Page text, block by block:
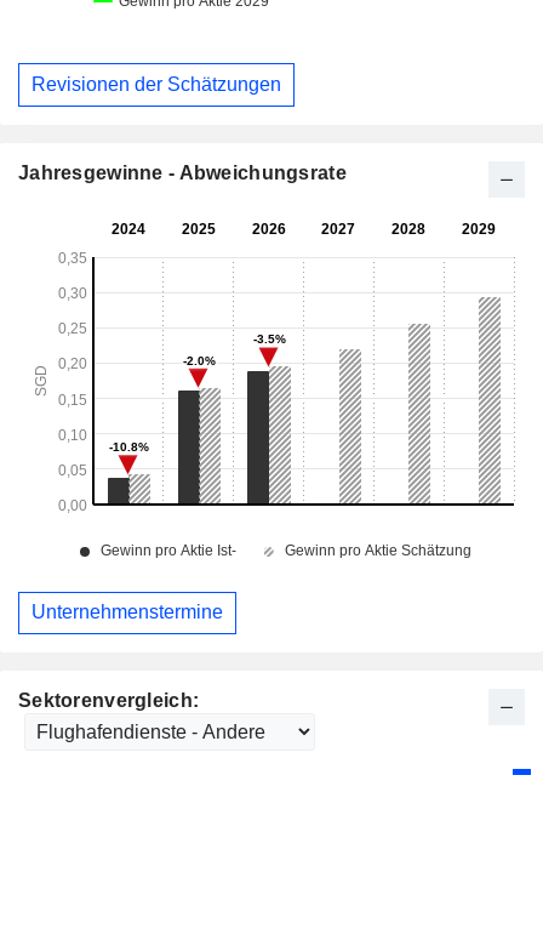
Sektorenvergleich:
Revisionen der Schätzungen
Jahresgewinne - Abweichungsrate
Unternehmenstermine